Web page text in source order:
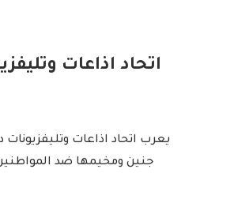
اتحاد اذاعات
يعرب اتحاد اذاعات
جنين ومخيمها ضد المواطنين